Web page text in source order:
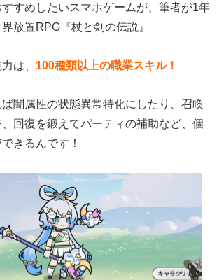
すめしたいスマホゲームが、筆者が1年
放置RPG『杖と剣の伝説』
は、 100種類以上の職業スキル！
闇属性の状態異常特化にしたり、召喚
回復を鍛えてパーティの補助など、個
きるんです！